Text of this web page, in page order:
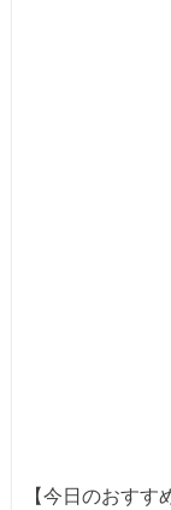
【今日のおすす